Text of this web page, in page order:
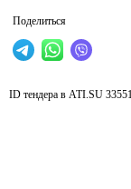
Поделиться
ID тендера в ATI.SU